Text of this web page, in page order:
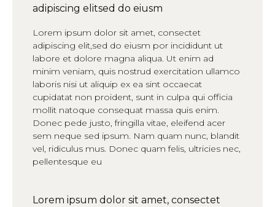
adipiscing elitsed do eiusm
Lorem ipsum dolor sit amet, consectet
adipiscing elit,sed do eiusm por incididunt ut
labore et dolore magna aliqua. Ut enim ad
minim veniam, quis nostrud exercitation ullamco
laboris nisi ut aliquip ex ea sint occaecat
cupidatat non proident, sunt in culpa qui officia
mollit natoque consequat massa quis enim.
Donec pede justo, fringilla vitae, eleifend acer
sem neque sed ipsum. Nam quam nunc, blandit
vel, ridiculus mus. Donec quam felis, ultricies nec,
pellentesque eu
Lorem ipsum dolor sit amet, consectet